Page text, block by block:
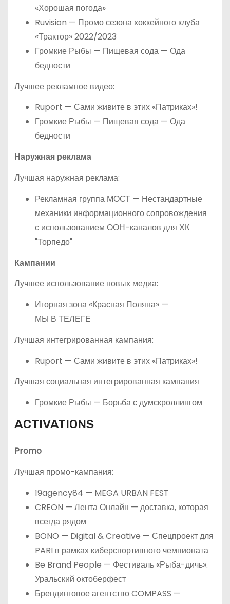
«Хорошая погода»
Ruvision — Промо сезона хоккейного клуба
«Трактор» 2022/2023
Громкие Рыбы — Пищевая сода — Ода
бедности
Лучшее рекламное видео:
Ruport — Сами живите в этих «Патриках»!
Громкие Рыбы — Пищевая сода — Ода
бедности
Наружная реклама
Лучшая наружная реклама:
Рекламная группа МОСТ — Нестандартные
механики информационного сопровождения
с использованием ООН-каналов для ХК
"Торпедо"
Кампании
Лучшее использование новых медиа:
Игорная зона «Красная Поляна» —
МЫ В ТЕЛЕГЕ
Лучшая интегрированная кампания:
Ruport — Сами живите в этих «Патриках»!
Лучшая социальная интегрированная кампания
Громкие Рыбы — Борьба с думскроллингом
ACTIVATIONS
Promo
Лучшая промо-кампания:
19agency84 — MEGA URBAN FEST
CREON — Лента Онлайн — доставка, которая
всегда рядом
BONO — Digital & Creative — Спецпроект для
PARI в рамках киберспортивного чемпионата
Be Brand People — Фестиваль «Рыба-дичь».
Уральский октоберфест
Брендинговое агентство COMPASS —